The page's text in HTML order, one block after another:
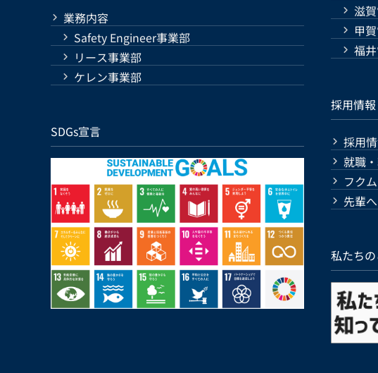
業務内容
Safety Engineer事業部
リース事業部
ケレン事業部
SDGs宣言
滋
甲
福
採用情報
採用
就職
フク
先輩
私たち